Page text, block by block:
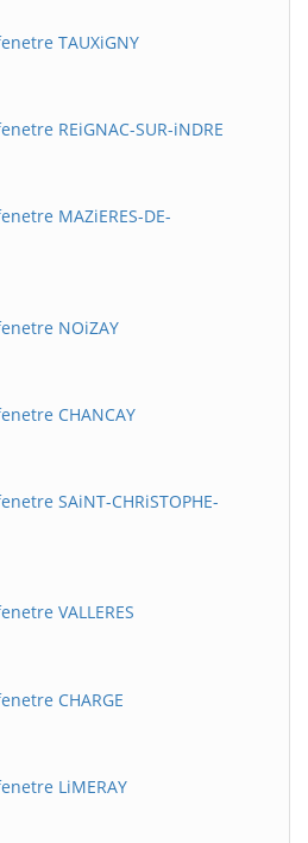
TAUXiGNY
REiGNAC-SUR-iNDRE
MAZiERES-DE-
NOiZAY
CHANCAY
SAiNT-CHRiSTOPHE-
VALLERES
CHARGE
LiMERAY